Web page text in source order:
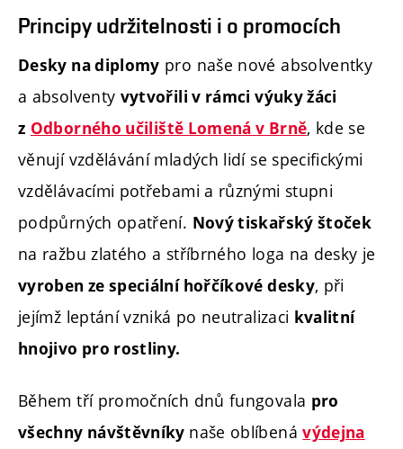
Principy udržitelnosti i o promocích
Desky na diplomy pro naše nové absolventky
a absolventy vytvořili v rámci výuky žáci
z Odborného učiliště Lomená v Brně, kde se
věnují vzdělávání mladých lidí se specifickými
vzdělávacími potřebami a různými stupni
podpůrných opatření. Nový tiskařský štoček
na ražbu zlatého a stříbrného loga na desky je
vyroben ze speciální hořčíkové desky, při
jejímž leptání vzniká po neutralizaci kvalitní
hnojivo pro rostliny.
Během tří promočních dnů fungovala pro
všechny návštěvníky naše oblíbenávýdejna